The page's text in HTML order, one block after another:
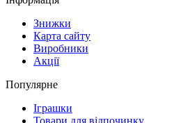
Знижки
Карта сайту
Виробники
Акції
Популярне
Іграшки
Товари для відпочинку